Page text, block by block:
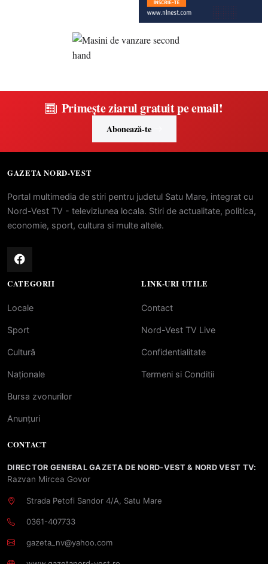
Primește ziarul gratuit pe email!
Abonează-te
GAZETA NORD-VEST
Portal multimedia de stiri pentru judetul Satu Mare, integrat cu
Nord-Vest TV - televiziunea locala. Stiri de actualitate, politica,
economie, sport, cultura si multe altele.
CATEGORII
Locale
Sport
Cultură
Naționale
Bursa zvonurilor
Anunțuri
LINK-URI UTILE
Contact
Nord-Vest TV Live
Confidentialitate
Termeni si Conditii
CONTACT
DIRECTOR GENERAL GAZETA DE NORD-VEST & NORD VEST TV:
Razvan Mircea Govor
Strada Petofi Sandor 4/A, Satu Mare
0361-407733
gazeta_nv@yahoo.com